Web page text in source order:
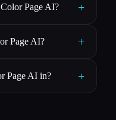
Page AI? +
Page AI? +
Page AI in? +